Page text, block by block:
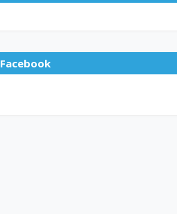
Facebook